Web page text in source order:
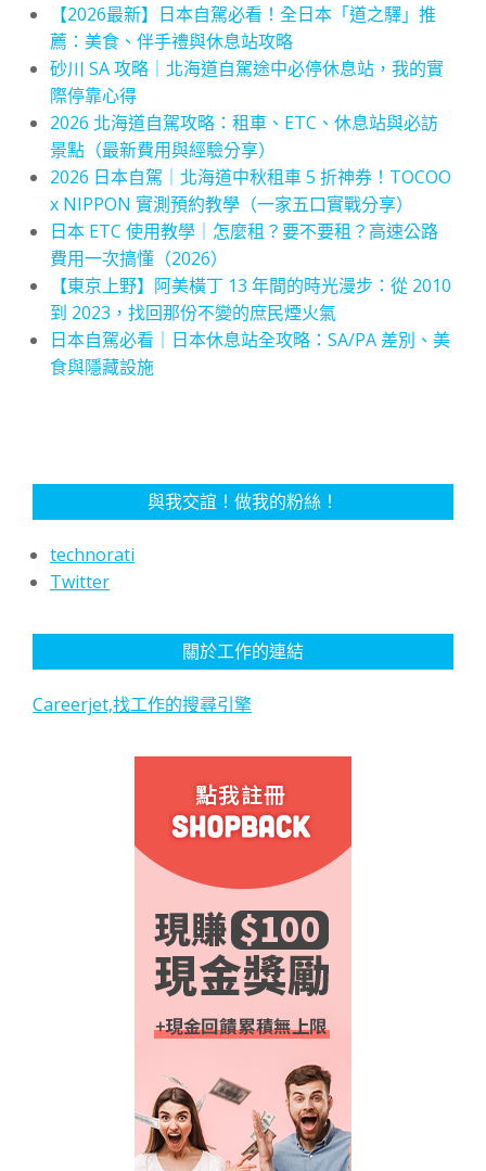
【2026最新】日本自駕必看！全日本「道之驛」推
薦：美食、伴手禮與休息站攻略
砂川 SA 攻略｜北海道自駕途中必停休息站，我的實
際停靠心得
2026 北海道自駕攻略：租車、ETC、休息站與必訪
景點（最新費用與經驗分享）
2026 日本自駕｜北海道中秋租車 5 折神券！TOCOO
x NIPPON 實測預約教學（一家五口實戰分享）
日本 ETC 使用教學｜怎麼租？要不要租？高速公路
費用一次搞懂（2026）
【東京上野】阿美橫丁 13 年間的時光漫步：從 2010
到 2023，找回那份不變的庶民煙火氣
日本自駕必看｜日本休息站全攻略：SA/PA 差別、美
食與隱藏設施
與我交誼！做我的粉絲！
technorati
Twitter
關於工作的連結
Careerjet,找工作的搜尋引擎